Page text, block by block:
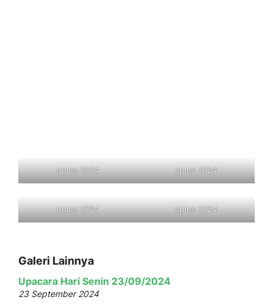
oplus_1024 oplus_1024
oplus_1024 oplus_1024
Galeri Lainnya
Upacara Hari Senin 23/09/2024
23 September 2024